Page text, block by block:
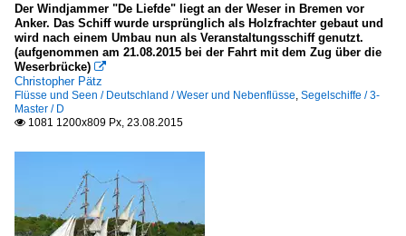
Der Windjammer "De Liefde" liegt an der Weser in Bremen vor
Anker. Das Schiff wurde ursprünglich als Holzfrachter gebaut und
wird nach einem Umbau nun als Veranstaltungsschiff genutzt.
(aufgenommen am 21.08.2015 bei der Fahrt mit dem Zug über die
Weserbrücke) 
Christopher Pätz
Flüsse und Seen / Deutschland / Weser und Nebenflüsse Segelschiffe / 3-
Master / D
 1081 1200x809 Px, 23.08.2015